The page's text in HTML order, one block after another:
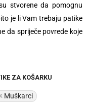
stvorene da pomognu
je li Vam trebaju patike
da spriječe povrede koje
ZA KOŠARKU
Muškarci